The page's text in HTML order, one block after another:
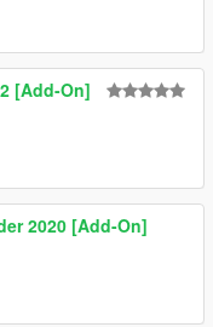
[Add-On]
2020 [Add-On]